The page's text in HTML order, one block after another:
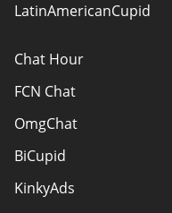
LatinAmericanCupid
Chat Hour
FCN Chat
OmgChat
BiCupid
KinkyAds